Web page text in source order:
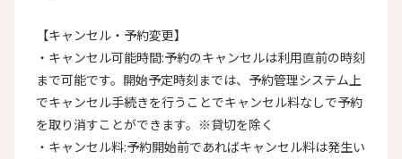
【キャンセル・予約変更】
・キャンセル可能時間:予約のキャンセルは利用直前の時刻
まで可能です。開始予定時刻までは、予約管理システム上
でキャンセル手続きを行うことでキャンセル料なしで予約
を取り消すことができます。※貸切を除く
・キャンセル料:予約開始前であればキャンセル料は発生い